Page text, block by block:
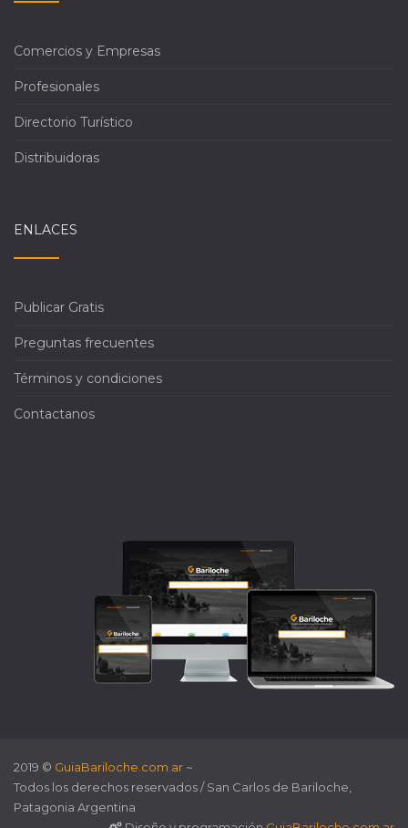
Comercios y Empresas
Profesionales
Directorio Turístico
Distribuidoras
ENLACES
Publicar Gratis
Preguntas frecuentes
Términos y condiciones
Contactanos
2019 © GuiaBariloche.com.ar ~
Todos los derechos reservados / San Carlos de Bariloche,
Patagonia Argentina